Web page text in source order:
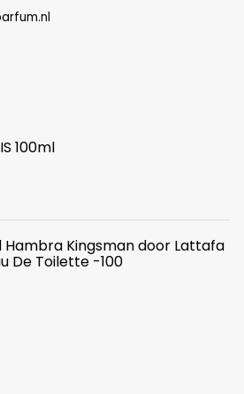
100ml
Hambra Kingsman door Lattafa
De Toilette -100